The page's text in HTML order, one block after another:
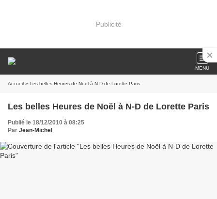
Publicité
MENU
Accueil » Les belles Heures de Noël à N-D de Lorette Paris
Les belles Heures de Noël à N-D de Lorette Paris
Publié le 18/12/2010 à 08:25
Par Jean-Michel